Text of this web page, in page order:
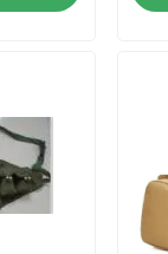
مضادة للرصاص